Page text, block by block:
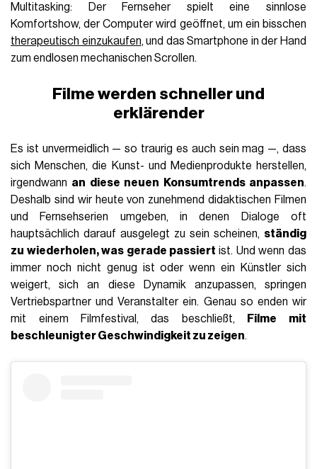
Multitasking: Der Fernseher spielt eine sinnlose
Komfortshow, der Computer wird geöffnet, um ein bisschen
therapeutisch einzukaufen, und das Smartphone in der Hand
zum endlosen mechanischen Scrollen.
Filme werden schneller und
erklärender
Es ist unvermeidlich — so traurig es auch sein mag —, dass
sich Menschen, die Kunst- und Medienprodukte herstellen,
irgendwann an diese neuen Konsumtrends anpassen.
Deshalb sind wir heute von zunehmend didaktischen Filmen
und Fernsehserien umgeben, in denen Dialoge oft
hauptsächlich darauf ausgelegt zu sein scheinen, ständig
zu wiederholen, was gerade passiert ist. Und wenn das
immer noch nicht genug ist oder wenn ein Künstler sich
weigert, sich an diese Dynamik anzupassen, springen
Vertriebspartner und Veranstalter ein. Genau so enden wir
mit einem Filmfestival, das beschließt,
Filme mit
beschleunigter Geschwindigkeit zu zeigen.